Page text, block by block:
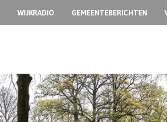
WIJKRADIO GEMEENTEBERICHTEN